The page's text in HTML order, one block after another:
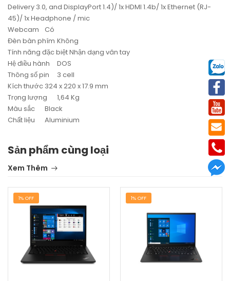
Delivery 3.0, and DisplayPort 1.4)/ 1x HDMI 1.4b/ 1x Ethernet (RJ-
45)/ 1x Headphone / mic
Webcam
Có
Đèn bàn phím Không
Tính năng đặc biệtNhận dạng vân tay
Hệ điều hành
DOS
Thông số pin
3 cell
Kích thước 324 x 220 x 17.9 mm
Trọng lượng
1,64 Kg
Màu sắc
Black
Chất liệu
Aluminium
Sản phẩm cùng loại
Xem Thêm
1% OFF 1% OFF